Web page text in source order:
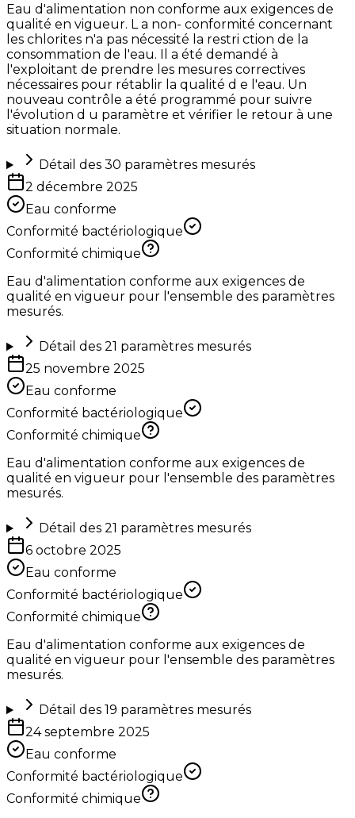
Eau d'alimentation non conforme aux exigences de
qualité en vigueur. L a non- conformité concernant
les chlorites n'a pas nécessité la restri ction de la
consommation de l'eau. Il a été demandé à
l'exploitant de prendre les mesures correctives
nécessaires pour rétablir la qualité d e l'eau. Un
nouveau contrôle a été programmé pour suivre
l'évolution d u paramètre et vérifier le retour à une
situation normale.
Détail des 30 paramètres mesurés
2 décembre 2025
Eau conforme
Conformité bactériologique
Conformité chimique
Eau d'alimentation conforme aux exigences de
qualité en vigueur pour l'ensemble des paramètres
mesurés.
Détail des 21 paramètres mesurés
25 novembre 2025
Eau conforme
Conformité bactériologique
Conformité chimique
Eau d'alimentation conforme aux exigences de
qualité en vigueur pour l'ensemble des paramètres
mesurés.
Détail des 21 paramètres mesurés
6 octobre 2025
Eau conforme
Conformité bactériologique
Conformité chimique
Eau d'alimentation conforme aux exigences de
qualité en vigueur pour l'ensemble des paramètres
mesurés.
Détail des 19 paramètres mesurés
24 septembre 2025
Eau conforme
Conformité bactériologique
Conformité chimique